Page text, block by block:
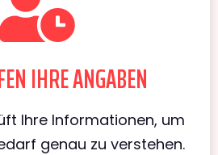
IHRE ANGABEN
Ihre Informationen, um
genau zu verstehen.